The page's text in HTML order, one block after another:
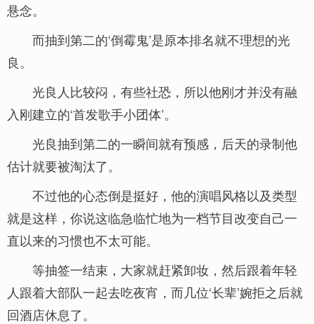
悬念。
而抽到第二的‘倒霉鬼’是原本排名就不理想的光
良。
光良人比较闷，有些社恐，所以他刚才并没有融
入刚建立的‘首发歌手小团体’。
光良抽到第二的一瞬间就有预感，后天的录制他
估计就要被淘汰了。
不过他的心态倒是挺好，他的演唱风格以及类型
就是这样，你说这临急临忙地为一档节目改变自己一
直以来的习惯也不太可能。
等抽签一结束，大家就赶紧卸妆，然后跟着年轻
人跟着大部队一起去吃夜宵，而几位‘长辈’婉拒之后就
回酒店休息了。